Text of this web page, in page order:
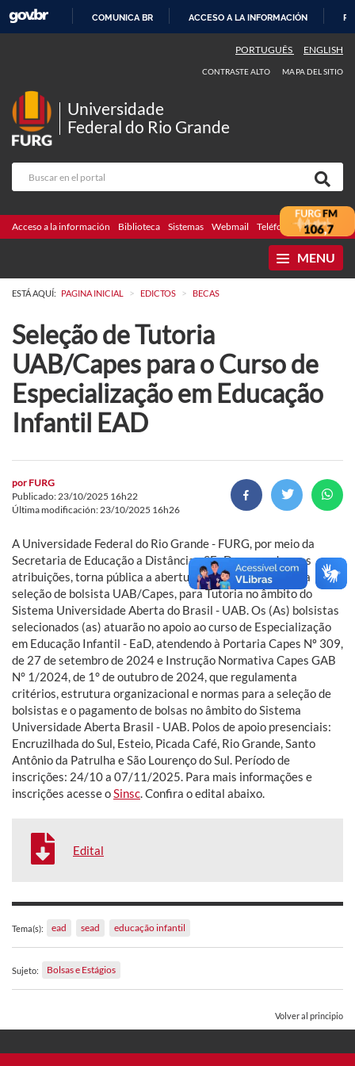
CONTENIDO
COMUNICA BR ACCESO A LA INFORMACIÓN
PORTUGUÊS ENGLISH
CONTRASTE ALTO MAPA DEL SITIO
Universidade
Federal do Rio Grande
Acceso a la información Biblioteca Sistemas Webmail Teléfonos Licitaciones
MENU
ESTÁ AQUÍ: PAGINA INICIAL > EDICTOS > BECAS
Seleção de Tutoria
UAB/Capes para o Curso de
Especialização em Educação
Infantil EAD
por FURG
Publicado: 23/10/2025 16h22
Última modificación: 23/10/2025 16h26
A Universidade Federal do Rio Grande - FURG, por meio da
Secretaria de Educação a Distância - SEaD, no uso de suas
atribuições, torna pública a abertura das inscrições para a
seleção de bolsista UAB/Capes, para Tutoria no âmbito do
Sistema Universidade Aberta do Brasil - UAB. Os (As) bolsistas
selecionados (as) atuarão no apoio ao curso de Especialização
em Educação Infantil - EaD, atendendo à Portaria Capes Nº 309,
de 27 de setembro de 2024 e Instrução Normativa Capes GAB
N° 1/2024, de 1° de outubro de 2024, que regulamenta
critérios, estrutura organizacional e normas para a seleção de
bolsistas e o pagamento de bolsas no âmbito do Sistema
Universidade Aberta Brasil - UAB. Polos de apoio presenciais:
Encruzilhada do Sul, Esteio, Picada Café, Rio Grande, Santo
Antônio da Patrulha e São Lourenço do Sul. Período de
inscrições: 24/10 a 07/11/2025. Para mais informações e
inscrições acesse o Sinsc . Confira o edital abaixo.
Edital
Tema(s): ead sead educação infantil
Sujeto: Bolsas e Estágios
Volver al principio